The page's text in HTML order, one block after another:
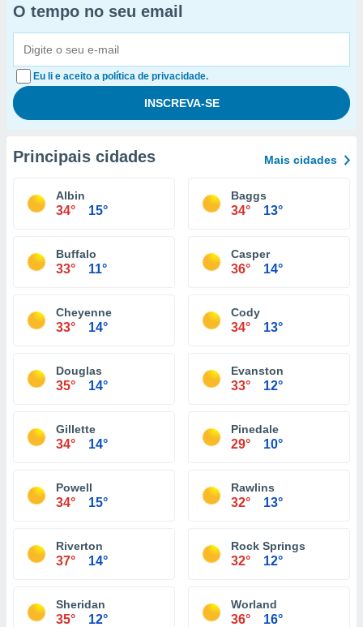
O tempo no seu email
Eu li e aceito a política de privacidade.
Principais cidades Mais cidades
Albin
34° 15°
Baggs
34° 13°
Buffalo
33° 11°
Casper
36° 14°
Cheyenne
33° 14°
Cody
34° 13°
Douglas
35° 14°
Evanston
33° 12°
Gillette
34° 14°
Pinedale
29° 10°
Powell
34° 15°
Rawlins
32° 13°
Riverton
37° 14°
Rock Springs
32° 12°
Sheridan
35° 12°
Worland
36° 16°